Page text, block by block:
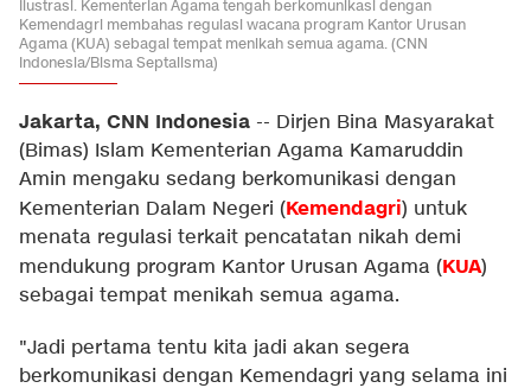
Ilustrasi. Kementerian Agama tengah berkomunikasi dengan
Kemendagri membahas regulasi wacana program Kantor Urusan
Agama (KUA) sebagai tempat menikah semua agama. (CNN
Indonesia/Bisma Septalisma)
Jakarta, CNN Indonesia -- Dirjen Bina Masyarakat
(Bimas) Islam Kementerian Agama Kamaruddin
Amin mengaku sedang berkomunikasi dengan
Kementerian Dalam Negeri (Kemendagri) untuk
menata regulasi terkait pencatatan nikah demi
mendukung program Kantor Urusan Agama (KUA)
sebagai tempat menikah semua agama.
"Jadi pertama tentu kita jadi akan segera
berkomunikasi dengan Kemendagri yang selama ini